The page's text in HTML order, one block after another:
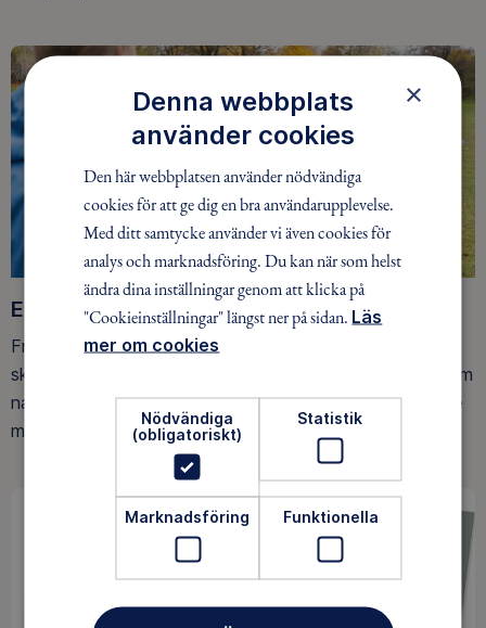
Ett friluftsliv för alla
Friluftsfrämjandet arbetar för att så många som möjligt
ska upptäcka den rörelseglädje och de hälsoeffekter som
naturen ger. Som medlem bidrar du också till vårt arbete
med att skydda allemansrätten.
×
Denna webbplats
använder cookies
Den här webbplatsen använder nödvändiga
cookies för att ge dig en bra användarupplevelse.
Med ditt samtycke använder vi även cookies för
analys och marknadsföring. Du kan när som helst
ändra dina inställningar genom att klicka på
"Cookieinställningar" längst ner på sidan. Läs
mer om cookies
Nödvändiga
(obligatoriskt)
Statistik
Marknadsföring Funktionella